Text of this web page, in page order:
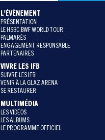
L'ÉVÈNEMENT
PRÉSENTATION
LE HSBC BWF WORLD TOUR
PALMARÈS
ENGAGEMENT RESPONSABLE
PARTENAIRES
VIVRE LES IFB
SUIVRE LES IFB
VENIR À LA GLAZ ARENA
SE RESTAURER
MULTIMÉDIA
LES VIDÉOS
LES ALBUMS
LE PROGRAMME OFFICIEL